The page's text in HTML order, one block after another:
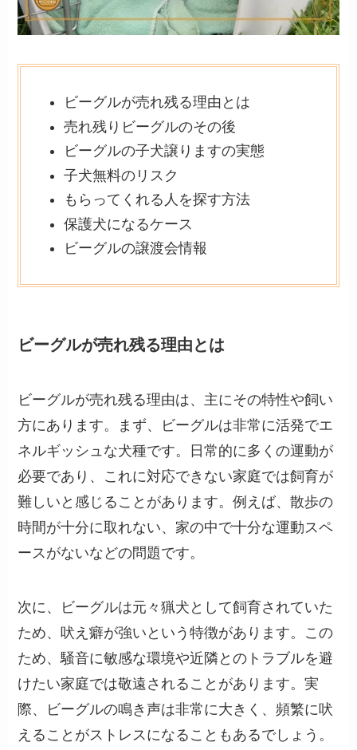
ビーグルが売れ残る理由とは
売れ残りビーグルのその後
ビーグルの子犬譲りますの実態
子犬無料のリスク
もらってくれる人を探す方法
保護犬になるケース
ビーグルの譲渡会情報
ビーグルが売れ残る理由とは
ビーグルが売れ残る理由は、主にその特性や飼い
方にあります。まず、ビーグルは非常に活発でエ
ネルギッシュな犬種です。日常的に多くの運動が
必要であり、これに対応できない家庭では飼育が
難しいと感じることがあります。例えば、散歩の
時間が十分に取れない、家の中で十分な運動スペ
ースがないなどの問題です。
次に、ビーグルは元々猟犬として飼育されていた
ため、吠え癖が強いという特徴があります。この
ため、騒音に敏感な環境や近隣とのトラブルを避
けたい家庭では敬遠されることがあります。実
際、ビーグルの鳴き声は非常に大きく、頻繁に吠
えることがストレスになることもあるでしょう。